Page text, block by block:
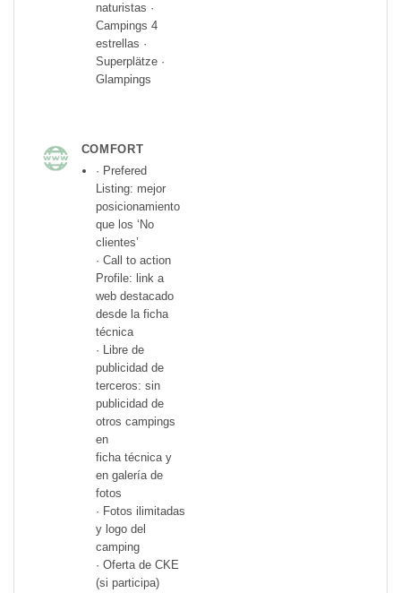
naturistas ·
Campings 4
estrellas ·
Superplätze ·
Glampings
COMFORT
· Prefered
Listing: mejor
posicionamiento
que los ‘No
clientes’
· Call to action
Profile: link a
web destacado
desde la ficha
técnica
· Libre de
publicidad de
terceros: sin
publicidad de
otros campings
en
ficha técnica y
en galería de
fotos
· Fotos ilimitadas
y logo del
camping
· Oferta de CKE
(si participa)